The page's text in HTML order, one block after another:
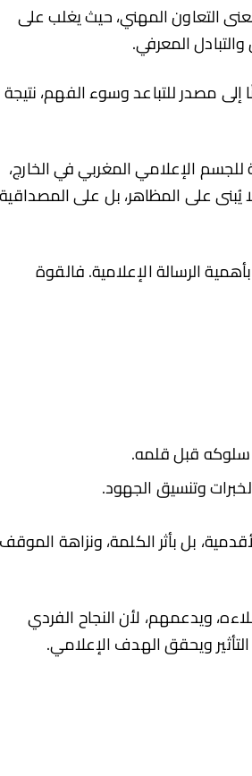
التعاون المهني، حيث يغلب على
المعرفي.
إلى مصدر للتباعد وسوء الفهم، نتيجة
الإعلامي المغربي في الخارج،
على المظاهر، بل على
الرسالة الإعلامية. فالقوة
سلوكه قبل قلمه.
وتنسيق الجهود.
بل بأثر الكلمة، ونزاهة
ويدعمهم، لأن النجاح الفردي
ويحقق الهدف الإعلامي.